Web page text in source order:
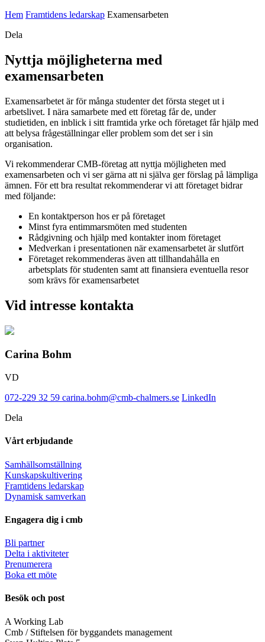
Hem Framtidens ledarskap Examensarbeten
Dela
Nyttja möjligheterna med
examensarbeten
Examensarbetet är för många studenter det första steget ut i
arbetslivet. I nära samarbete med ett företag får de, under
studietiden, en inblick i sitt framtida yrke och företaget får hjälp med
att belysa frågeställningar eller problem som det ser i sin
organisation.
Vi rekommenderar CMB-företag att nyttja möjligheten med
examensarbeten och vi ser gärna att ni själva ger förslag på lämpliga
ämnen. För ett bra resultat rekommenderar vi att företaget bidrar
med följande:
En kontaktperson hos er på företaget
Minst fyra entimmarsmöten med studenten
Rådgivning och hjälp med kontakter inom företaget
Medverkan i presentationen när examensarbetet är slutfört
Företaget rekommenderas även att tillhandahålla en
arbetsplats för studenten samt att finansiera eventuella resor
som krävs för examensarbetet
Vid intresse kontakta
Carina Bohm
VD
072-229 32 59 carina.bohm@cmb-chalmers.se LinkedIn
Dela
Vårt erbjudande
Samhällsomställning
Kunskapskultivering
Framtidens ledarskap
Dynamisk samverkan
Engagera dig i cmb
Bli partner
Delta i aktiviteter
Prenumerera
Boka ett möte
Besök och post
A Working Lab
Cmb / Stiftelsen för byggandets management